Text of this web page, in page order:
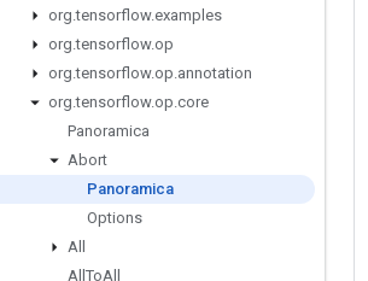
org.tensorflow.examples
org.tensorflow.op
org.tensorflow.op.annotation
org.tensorflow.op.core
Panoramica
Abort
Panoramica
Options
All
All ToAll